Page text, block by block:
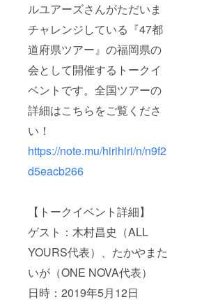
ルユアーズさんがただいま
チャレンジしている『47都
道府県ツアー』の福岡県の
会として開催するトークイ
ベントです。全国ツアーの
詳細はこちらをご覧くださ
い！
https://note.mu/hirihiri/n/n9f2
d5eacb266
【トークイベント詳細】
ゲスト：木村昌史（ALL
YOURS代表）、たかやまた
いが（ONE NOVA代表）
日時：2019年5月12日